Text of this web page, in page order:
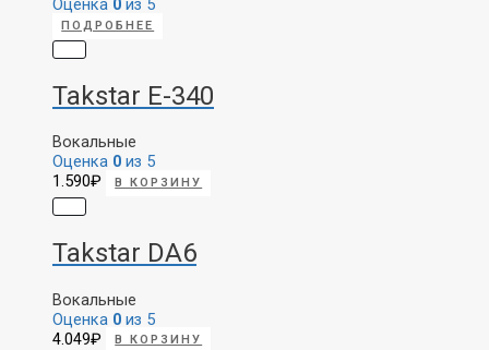
Оценка 0 из 5
ПОДРОБНЕЕ
Takstar E-340
Вокальные
Оценка 0 из 5
1.590₽ В КОРЗИНУ
Takstar DA6
Вокальные
Оценка 0 из 5
4.049₽ В КОРЗИНУ